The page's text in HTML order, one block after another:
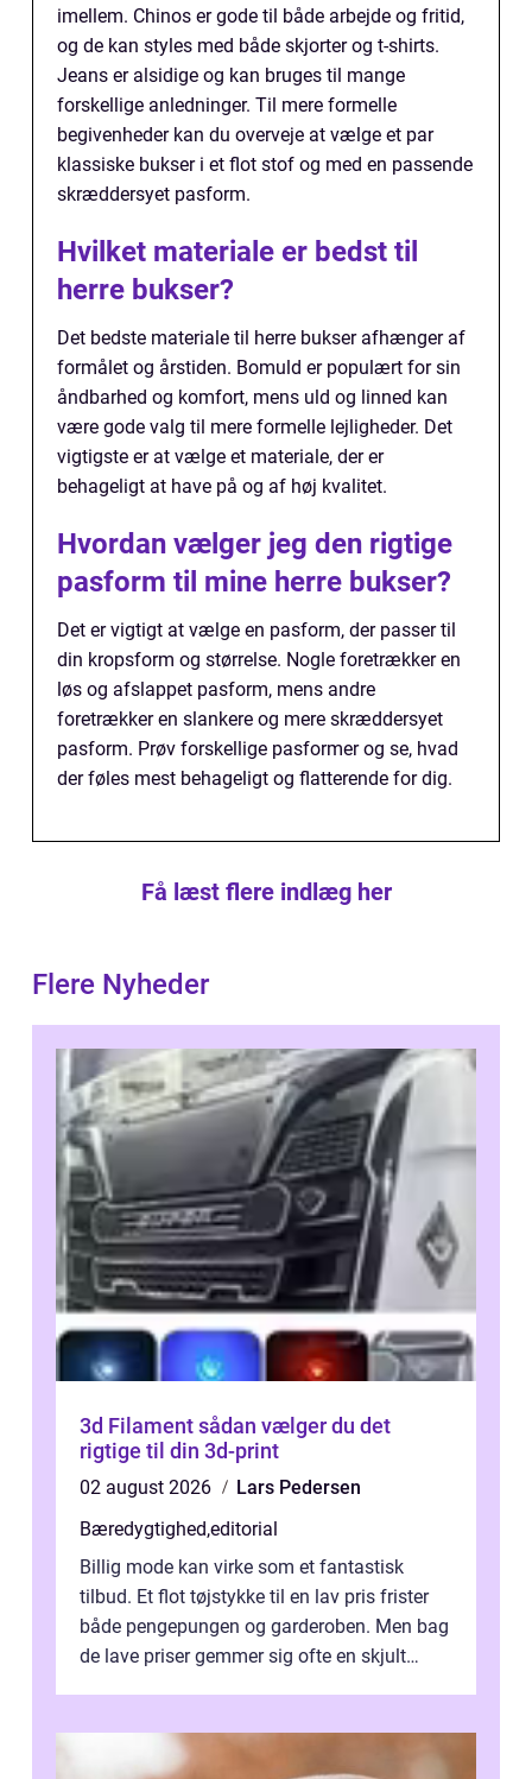
imellem. Chinos er gode til både arbejde og fritid,
og de kan styles med både skjorter og t-shirts.
Jeans er alsidige og kan bruges til mange
forskellige anledninger. Til mere formelle
begivenheder kan du overveje at vælge et par
klassiske bukser i et flot stof og med en passende
skræddersyet pasform.
Hvilket materiale er bedst til
herre bukser?
Det bedste materiale til herre bukser afhænger af
formålet og årstiden. Bomuld er populært for sin
åndbarhed og komfort, mens uld og linned kan
være gode valg til mere formelle lejligheder. Det
vigtigste er at vælge et materiale, der er
behageligt at have på og af høj kvalitet.
Hvordan vælger jeg den rigtige
pasform til mine herre bukser?
Det er vigtigt at vælge en pasform, der passer til
din kropsform og størrelse. Nogle foretrækker en
løs og afslappet pasform, mens andre
foretrækker en slankere og mere skræddersyet
pasform. Prøv forskellige pasformer og se, hvad
der føles mest behageligt og flatterende for dig.
Få læst flere indlæg her
Flere Nyheder
3d Filament sådan vælger du det
rigtige til din 3d-print
02 august 2026
Lars Pedersen
Bæredygtighed,editorial
Billig mode kan virke som et fantastisk
tilbud. Et flot tøjstykke til en lav pris frister
både pengepungen og garderoben. Men bag
de lave priser gemmer sig ofte en skjult